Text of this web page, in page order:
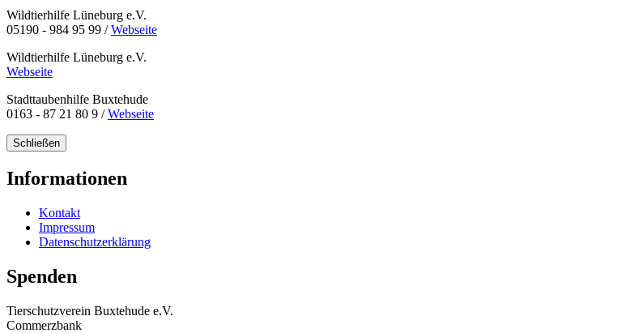
Wildtierhilfe Lüneburg e.V.
05190 - 984 95 99 /Webseite
Wildtierhilfe Lüneburg e.V.
Webseite
Stadttaubenhilfe Buxtehude
0163 - 87 21 80 9 /Webseite
Schließen
Informationen
Kontakt
Impressum
Datenschutzerklärung
Spenden
Tierschutzverein Buxtehude e.V.
Commerzbank